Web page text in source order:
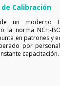
Calibración
un moderno
la norma NCH-
en patrones y
por
capacitación.